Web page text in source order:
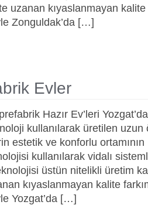
uzanan kıyaslanmayan kalite
Zonguldak’da […]
Evler
Hazır Ev’leri
kullanılarak üretilen
estetik ve konforlu ortamının
kullanılarak vidalı
üstün nitelikli üretim
kıyaslanmayan kalite
Yozgat’da […]